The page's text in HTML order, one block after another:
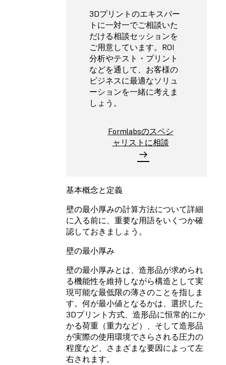
3Dプリントのエキスパー
トに一対一でご相談いた
だける相談セッションを
ご用意しています。ROI
分析やテスト・プリント
などを通して、お客様の
ビジネスに最適なソリュ
ーションを一緒に考えま
しょう。
Formlabsのスペシ
ャリストに相談
基本概念と定義
壁の最小厚みの計算方法について詳細
に入る前に、重要な用語をいくつか確
認しておきましょう。
壁の最小厚み
壁の最小厚みとは、造形品が求められ
る機能性を維持しながら構造として実
現可能な最低限の薄さのことを指しま
す。何が最小値となるかは、選択した
3Dプリント方式、造形品に恒常的にか
かる荷重（重力など）、そして造形品
が実際の使用環境でさらされる圧力の
程度など、さまざまな要因によって左
右されます。